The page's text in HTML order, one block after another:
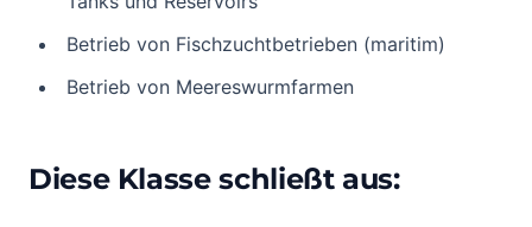
Betrieb von Fischzuchtbetrieben (maritim)
Betrieb von Meereswurmfarmen
Diese Klasse schließt aus: